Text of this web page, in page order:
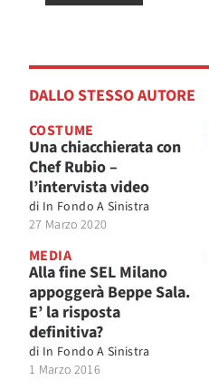
DALLO STESSO AUTORE
COSTUME
Una chiacchierata con
Chef Rubio –
l’intervista video
di In Fondo A Sinistra
27 Marzo 2020
MEDIA
Alla fine SEL Milano
appoggerà Beppe Sala.
E’ la risposta
definitiva?
di In Fondo A Sinistra
1 Marzo 2016